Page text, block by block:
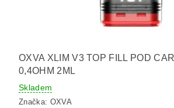
OXVA XLIM V3 TOP FILL POD
0,4OHM 2ML
Skladem
Značka: OXVA